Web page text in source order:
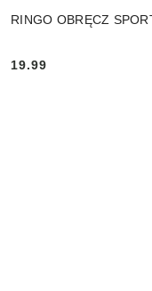
RINGO OBRĘCZ
Cena:
19.99